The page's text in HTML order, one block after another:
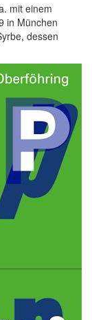
mit einem
in München
dessen